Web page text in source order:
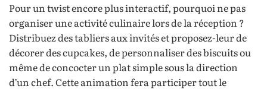
Pour un twist encore plus interactif, pourquoi ne pas
organiser une activité culinaire lors de la réception ?
Distribuez des tabliers aux invités et proposez-leur de
décorer des cupcakes, de personnaliser des biscuits ou
même de concocter un plat simple sous la direction
d’un chef. Cette animation fera participer tout le